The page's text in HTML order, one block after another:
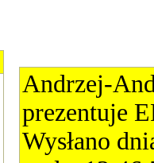
Andrzej-
prezentuje
Wysłano